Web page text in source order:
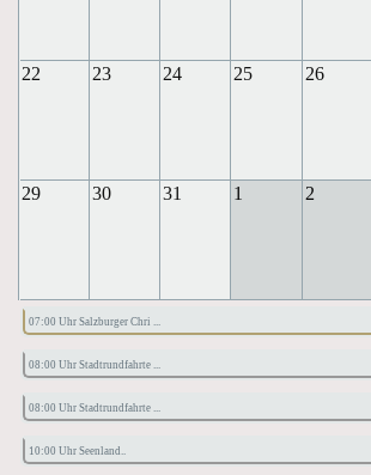
22 23 24 25 26
29 30 31 1 2
07:00 Uhr Salzburger Chri ...
08:00 Uhr Stadtrundfahrte ...
08:00 Uhr Stadtrundfahrte ...
10:00 Uhr Seenland..